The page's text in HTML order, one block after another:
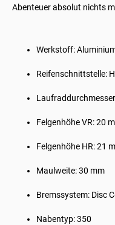
Abenteuer absolut nichts
Werkstoff:
Reifenschnittstelle:
Felgenhöhe VR: 20
Felgenhöhe HR: 21
Maulweite: 30 mm
Bremssystem: Disc
Nabentyp: 350